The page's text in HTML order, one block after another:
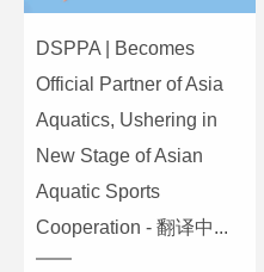
DSPPA | Becomes
Official Partner of Asia
Aquatics, Ushering in
New Stage of Asian
Aquatic Sports
Cooperation - 翻译中...